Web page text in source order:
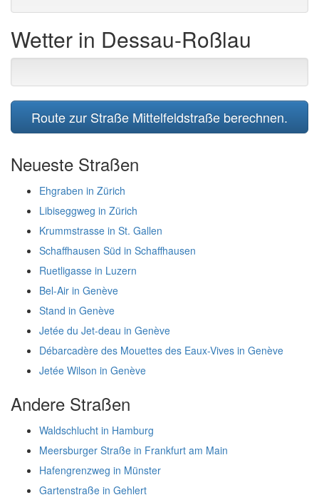
Wetter in Dessau-Roßlau
Route zur Straße Mittelfeldstraße berechnen.
Neueste Straßen
Ehgraben in Zürich
Libiseggweg in Zürich
Krummstrasse in St. Gallen
Schaffhausen Süd in Schaffhausen
Ruetligasse in Luzern
Bel-Air in Genève
Stand in Genève
Jetée du Jet-deau in Genève
Débarcadère des Mouettes des Eaux-Vives in Genève
Jetée Wilson in Genève
Andere Straßen
Waldschlucht in Hamburg
Meersburger Straße in Frankfurt am Main
Hafengrenzweg in Münster
Gartenstraße in Gehlert